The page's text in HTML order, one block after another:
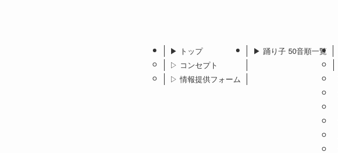
▶︎ トップ
▷ コンセプト
▷ 情報提供フォーム
▶︎ 踊り子 50音順一覧